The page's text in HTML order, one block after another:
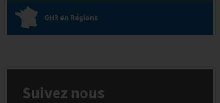
GHR en Régions
Suivez nous